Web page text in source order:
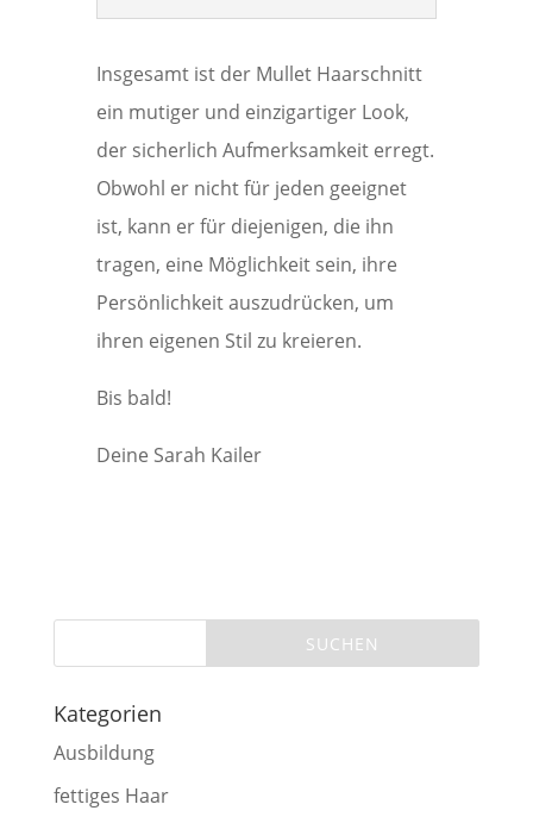
Insgesamt ist der Mullet Haarschnitt
ein mutiger und einzigartiger Look,
der sicherlich Aufmerksamkeit erregt.
Obwohl er nicht für jeden geeignet
ist, kann er für diejenigen, die ihn
tragen, eine Möglichkeit sein, ihre
Persönlichkeit auszudrücken, um
ihren eigenen Stil zu kreieren.
Bis bald!
Deine Sarah Kailer
Kategorien
Ausbildung
fettiges Haar